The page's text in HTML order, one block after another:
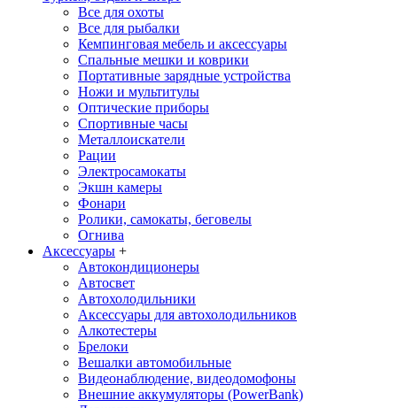
Все для охоты
Все для рыбалки
Кемпинговая мебель и аксессуары
Спальные мешки и коврики
Портативные зарядные устройства
Ножи и мультитулы
Оптические приборы
Спортивные часы
Металлоискатели
Рации
Электросамокаты
Экшн камеры
Фонари
Ролики, самокаты, беговелы
Огнива
Аксессуары +
Автокондиционеры
Aвтосвет
Автохолодильники
Аксессуары для автохолодильников
Алкотестеры
Брелоки
Вешалки автомобильные
Видеонаблюдение, видеодомофоны
Внешние аккумуляторы (PowerBank)